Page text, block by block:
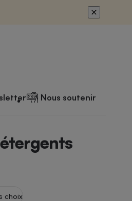
Nous soutenir
choix